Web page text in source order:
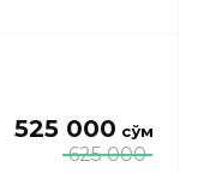
625 000
525 000 сўм